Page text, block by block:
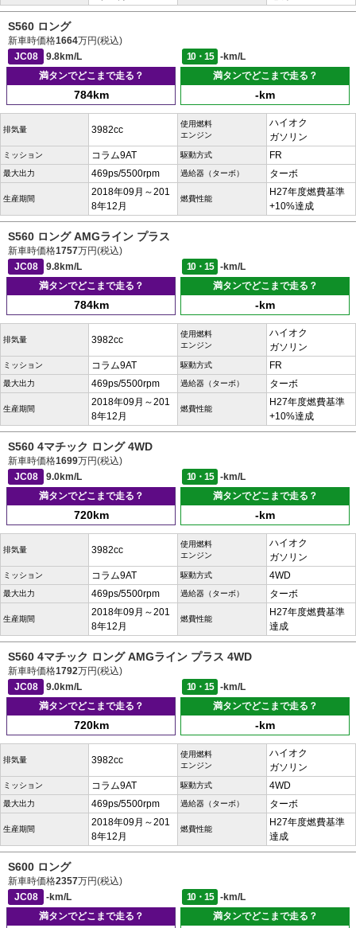
S560 ロング
新車時価格1664万円(税込)
JC08
9.8km/L 10・15
-km/L
満タンでどこまで走る？
784km
満タンでどこまで走る？
-km
排気量 3982cc
使用燃料
エンジン
ハイオク
ガソリン
ミッション コラム9AT 駆動方式 FR
最大出力 469ps/5500rpm 過給器（ターボ） ターボ
生産期間
2018年09月～201
8年12月
燃費性能
H27年度燃費基準
+10%達成
S560 ロング AMGライン プラス
新車時価格1757万円(税込)
JC08
9.8km/L 10・15
-km/L
満タンでどこまで走る？
784km
満タンでどこまで走る？
-km
排気量 3982cc
使用燃料
エンジン
ハイオク
ガソリン
ミッション コラム9AT 駆動方式 FR
最大出力 469ps/5500rpm 過給器（ターボ） ターボ
生産期間
2018年09月～201
8年12月
燃費性能
H27年度燃費基準
+10%達成
S560 4マチック ロング 4WD
新車時価格1699万円(税込)
JC08
9.0km/L 10・15
-km/L
満タンでどこまで走る？
720km
満タンでどこまで走る？
-km
排気量 3982cc
使用燃料
エンジン
ハイオク
ガソリン
ミッション コラム9AT 駆動方式 4WD
最大出力 469ps/5500rpm 過給器（ターボ） ターボ
生産期間
2018年09月～201
8年12月
燃費性能
H27年度燃費基準
達成
S560 4マチック ロング AMGライン プラス 4WD
新車時価格1792万円(税込)
JC08
9.0km/L 10・15
-km/L
満タンでどこまで走る？
720km
満タンでどこまで走る？
-km
排気量 3982cc
使用燃料
エンジン
ハイオク
ガソリン
ミッション コラム9AT 駆動方式 4WD
最大出力 469ps/5500rpm 過給器（ターボ） ターボ
生産期間
2018年09月～201
8年12月
燃費性能
H27年度燃費基準
達成
S600 ロング
新車時価格2357万円(税込)
JC08
-km/L 10・15
-km/L
満タンでどこまで走る？
満タンでどこまで走る？